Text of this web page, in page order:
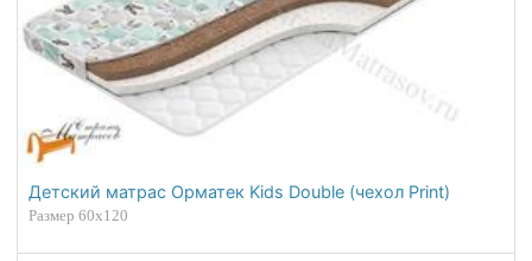
Детский матрас Орматек Kids Double (чехол Print)
Размер 60х120